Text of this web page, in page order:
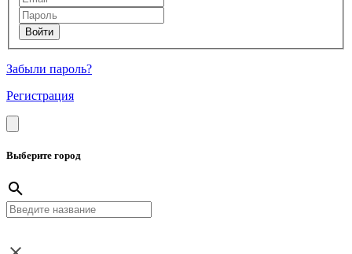
Забыли пароль?
Регистрация
Выберите город